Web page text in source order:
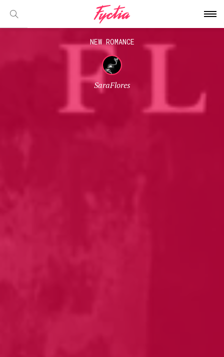
NEW ROMANCE
SaraFlores